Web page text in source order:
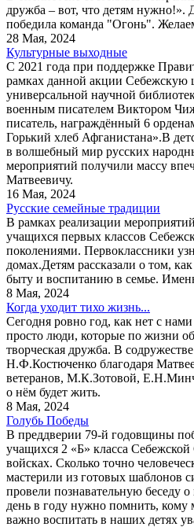
дружба – вот, что детям нужно!».
победила команда "Огонь".
28 Мая, 2024
Культурные выходные
С 2021 года при поддержке
рамках данной акции Себежскую
универсальной научной
военным писателем Виктором
писатель, награждённый 6
Горький хлеб Афганистана».В
в волшебный мир русских
мероприятий получили массу
Матвеевичу.
16 Мая, 2024
Русские семейные традиции
В рамках реализации
учащихся первых классов
поколениями. Первоклассники
домах.Детям рассказали о том,
быту и воспитанию в семье.
8 Мая, 2024
Когда уходит тихо жизнь...
Сегодня ровно год, как нет с
просто люди, которые по жизни
творческая дружба. В
Н.Ф.Костюченко благодаря
ветеранов, М.К.Зотовой,
о нëм будет жить.
8 Мая, 2024
Голубь Победы
В преддверии 79-й годовщины
учащихся 2 «Б» класса
войсках. Сколько точно
мастерили из готовых шаблонов
провели познавательную беседу
день в году нужно помнить,
важно воспитать в наших детях